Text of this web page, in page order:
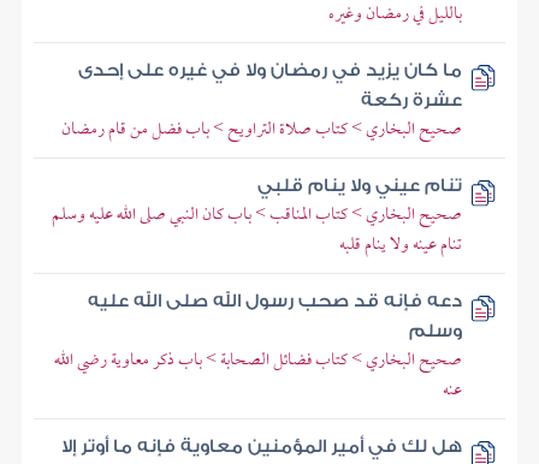
بالليل في رمضان وغيره
ما كان يزيد في رمضان ولا في غيره على إحدى
عشرة ركعة
صحيح البخاري > كتاب صلاة التراويح > باب فضل من قام رمضان
تنام عيني ولا ينام قلبي
صحيح البخاري > كتاب المناقب > باب كان النبي صلى الله عليه وسلم
تنام عينه ولا ينام قلبه
دعه فإنه قد صحب رسول الله صلى الله عليه
وسلم
صحيح البخاري > كتاب فضائل الصحابة > باب ذكر معاوية رضي الله
عنه
هل لك في أمير المؤمنين معاوية فإنه ما أوتر إلا